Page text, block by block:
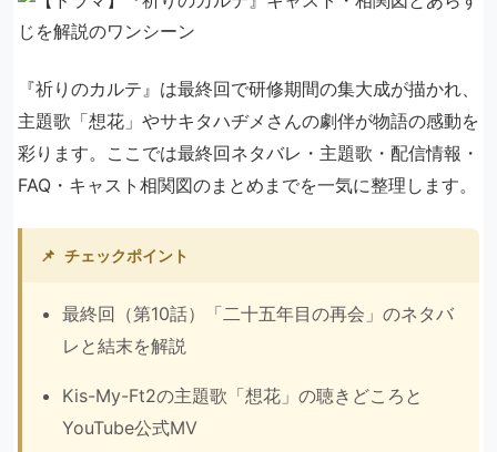
『祈りのカルテ』は最終回で研修期間の集大成が描かれ、
主題歌「想花」やサキタハヂメさんの劇伴が物語の感動を
彩ります。ここでは最終回ネタバレ・主題歌・配信情報・
FAQ・キャスト相関図のまとめまでを一気に整理します。
📌 チェックポイント
最終回（第10話）「二十五年目の再会」のネタバ
レと結末を解説
Kis-My-Ft2の主題歌「想花」の聴きどころと
YouTube公式MV